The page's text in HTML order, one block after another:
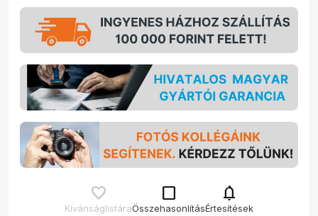
Kívánságlistára
check_box_outline_blank
Összehasonlítás
notifications
Értesítések